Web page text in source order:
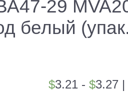
29
белый
$3.21 - $3.27|